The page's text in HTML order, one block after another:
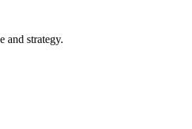
and strategy.